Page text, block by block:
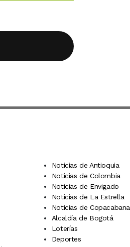
Noticias de Antioquia
Noticias de Colombia
Noticias de Envigado
Noticias de La Estrella
Noticias de Copacabana
Alcaldía de Bogotá
Loterías
Deportes